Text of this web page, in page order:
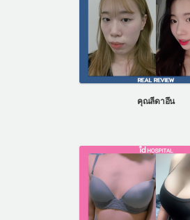
คุณลีดาอึน